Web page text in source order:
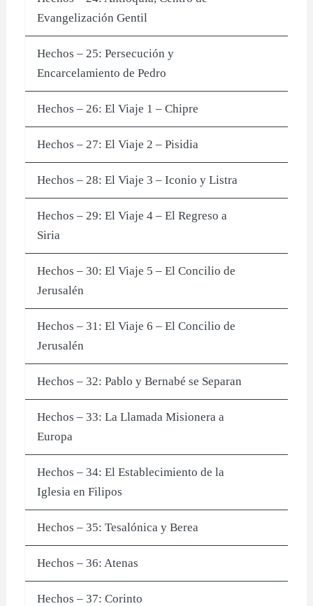
Evangelización Gentil
Hechos – 25: Persecución y
Encarcelamiento de Pedro
Hechos – 26: El Viaje 1 – Chipre
Hechos – 27: El Viaje 2 – Pisidia
Hechos – 28: El Viaje 3 – Iconio y Listra
Hechos – 29: El Viaje 4 – El Regreso a
Siria
Hechos – 30: El Viaje 5 – El Concilio de
Jerusalén
Hechos – 31: El Viaje 6 – El Concilio de
Jerusalén
Hechos – 32: Pablo y Bernabé se Separan
Hechos – 33: La Llamada Misionera a
Europa
Hechos – 34: El Establecimiento de la
Iglesia en Filipos
Hechos – 35: Tesalónica y Berea
Hechos – 36: Atenas
Hechos – 37: Corinto